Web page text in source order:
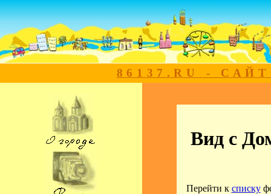
86137.RU -
Вид с
Перейти к списку